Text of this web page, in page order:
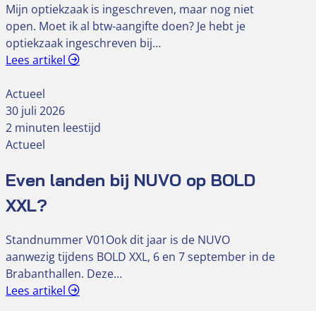
Mijn optiekzaak is ingeschreven, maar nog niet
open. Moet ik al btw-aangifte doen? Je hebt je
optiekzaak ingeschreven bij…
Lees artikel
Actueel
30 juli 2026
2 minuten leestijd
Actueel
Even landen bij NUVO op BOLD
XXL?
Standnummer V01Ook dit jaar is de NUVO
aanwezig tijdens BOLD XXL, 6 en 7 september in de
Brabanthallen. Deze…
Lees artikel